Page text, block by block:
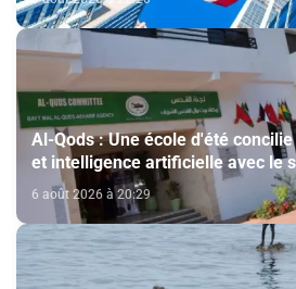
Al-Qods : Une école d'été
et intelligence artificielle avec le
Bayt Mal Al-Qods Acharif
6 août 2026 à 20:29